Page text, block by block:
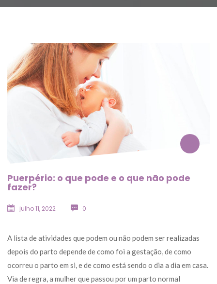
Puerpério: o que pode e o que não pode
fazer?
julho 11, 2022 0
A lista de atividades que podem ou não podem ser realizadas
depois do parto depende de como foi a gestação, de como
ocorreu o parto em si, e de como está sendo o dia a dia em casa.
Via de regra, a mulher que passou por um parto normal